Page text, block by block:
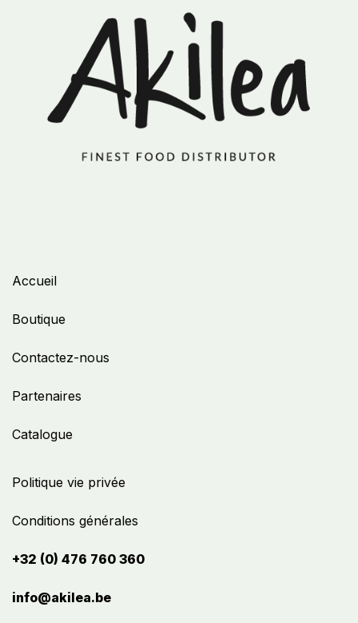
Politique vie privée
Conditions générales
+32 (0) 476 760 360
info@akilea.be​
Accueil
Boutique
Contactez-nous
Partenaires
Catalogue